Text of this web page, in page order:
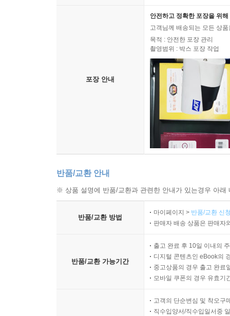
포장 안내
안전하고 정확한 포장을 위
고객님께 배송되는 모든 상
목적 : 안전한 포장 관리
촬영범위 : 박스 포장 작업
반품/교환 안내
※ 상품 설명에 반품/교환과 관련한 안내가 있는경우 아
반품/교환 방법
마이페이지 > 반품/교환 신
판매자 배송 상품은 판매자
반품/교환 가능기간
출고 완료 후 10일 이내의
디지털 콘텐츠인 eBook의
중고상품의 경우 출고 완료
모바일 쿠폰의 경우 유효기
고객의 단순변심 및 착오구
직수입양서/직수입일서중